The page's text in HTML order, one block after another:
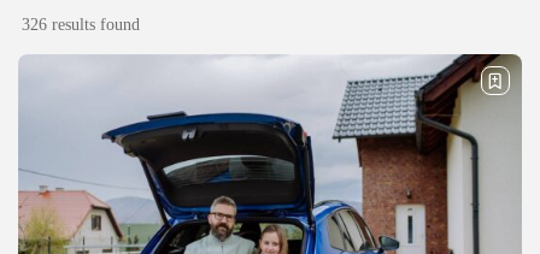
326 results found